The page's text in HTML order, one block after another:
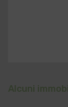
Alcuni